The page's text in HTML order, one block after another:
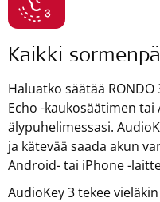
Kaikki
Haluatko säätää
Echo -kaukosäätimen tai
älypuhelimessasi.
ja kätevää saada ​​akun
Android- tai iPhone -
AudioKey 3 tekee